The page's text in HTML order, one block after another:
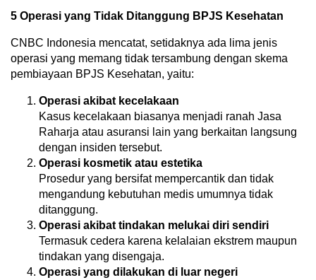
5 Operasi yang Tidak Ditanggung BPJS Kesehatan
CNBC Indonesia mencatat, setidaknya ada lima jenis
operasi yang memang tidak tersambung dengan skema
pembiayaan BPJS Kesehatan, yaitu:
Operasi akibat kecelakaan
Kasus kecelakaan biasanya menjadi ranah Jasa
Raharja atau asuransi lain yang berkaitan langsung
dengan insiden tersebut.
Operasi kosmetik atau estetika
Prosedur yang bersifat mempercantik dan tidak
mengandung kebutuhan medis umumnya tidak
ditanggung.
Operasi akibat tindakan melukai diri sendiri
Termasuk cedera karena kelalaian ekstrem maupun
tindakan yang disengaja.
Operasi yang dilakukan di luar negeri